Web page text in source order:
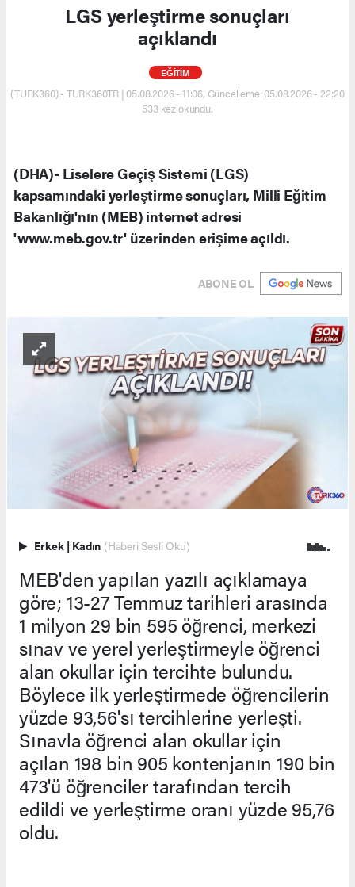
LGS yerleştirme sonuçları
açıklandı
EĞİTİM
(TURK360) - TURK360TR | 05.08.2026 - 11:06, Güncelleme: 05.08.2026 - 22:20
533 kez okundu.
(DHA)- Liselere Geçiş Sistemi (LGS)
kapsamındaki yerleştirme sonuçları, Milli Eğitim
Bakanlığı'nın (MEB) internet adresi
'www.meb.gov.tr' üzerinden erişime açıldı.
ABONE OL
Erkek | Kadın (Haberi Sesli Oku)
MEB'den yapılan yazılı açıklamaya
göre; 13-27 Temmuz tarihleri arasında
1 milyon 29 bin 595 öğrenci, merkezi
sınav ve yerel yerleştirmeyle öğrenci
alan okullar için tercihte bulundu.
Böylece ilk yerleştirmede öğrencilerin
yüzde 93,56'sı tercihlerine yerleşti.
Sınavla öğrenci alan okullar için
açılan 198 bin 905 kontenjanın 190 bin
473'ü öğrenciler tarafından tercih
edildi ve yerleştirme oranı yüzde 95,76
oldu.